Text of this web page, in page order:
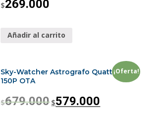
$269.000
Añadir al carrito
¡Oferta!
Sky-Watcher Astrografo Quattro
150P OTA
$679.000$579.000